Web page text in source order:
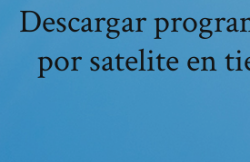
Descargar
por satelite en